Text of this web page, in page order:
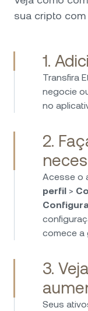
excepcional
A Nexo vai
ganhar
muito fácil
pois sei
renda
dizer que
para
criptos e
de
sua cripto com
1.
Transfira
negocie
no
2.
Acesse o
perfil >
comece a
3.
Seus